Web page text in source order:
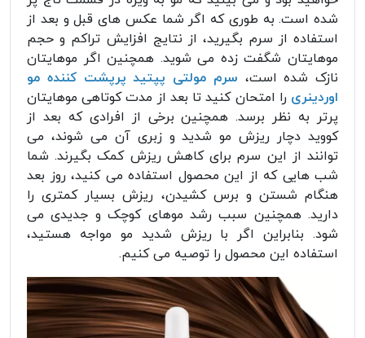
شده است. به طوری که اگر شما عکس های قبل و بعد از
استفاده از سرم بگیرید، از نتایج افزایش تراکم و حجم
موهایتان شگفت زده می شوید. همچنین اگر موهایتان
نازک شده است، سرم مولتی پپتید پرپشت کننده مو
اوردینری را امتحان کنید تا بعد از مدت کوتاهی موهایتان
پرتر به نظر برسد. همچنین برخی از افرادی که بعد از
کووید دچار ریزش مو شدید و زبری آن می شوند، می
توانند از این سرم برای کاهش ریزش کمک بگیرند. شما
شب هایی که از این محصول استفاده می کنید، روز بعد
هنگام شستن و برس کشیدن، ریزش بسیار کمتری را
دارید. همچنین سبب رشد موهای کوچک و جدیدی می
شود. بنابراین اگر با ریزش شدید مو مواجه هستید،
استفاده این محصول را توصیه می کنیم.